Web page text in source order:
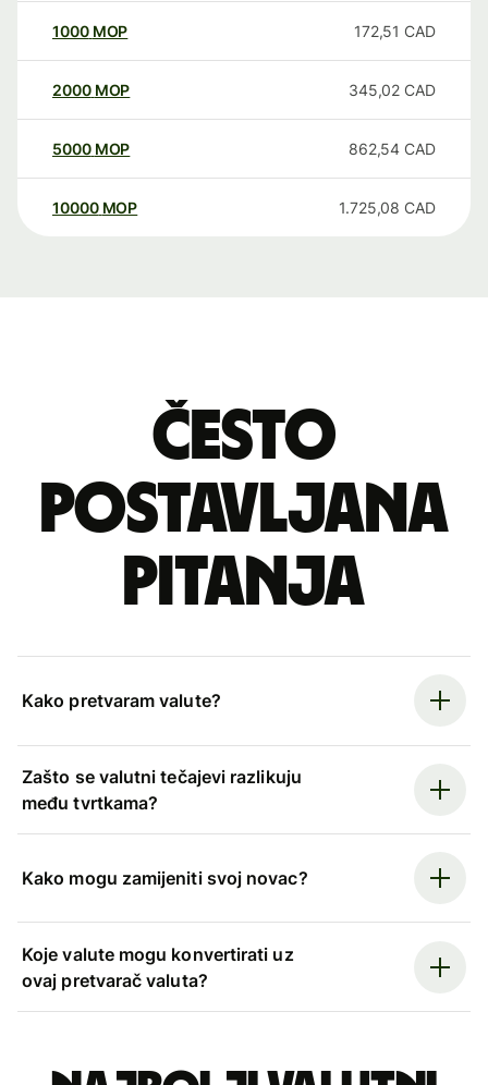
1000 MOP 172,51 CAD
2000 MOP 345,02 CAD
5000 MOP 862,54 CAD
10000 MOP 1.725,08 CAD
Često
postavljana
pitanja
Kako pretvaram valute?
Zašto se valutni tečajevi razlikuju
među tvrtkama?
Kako mogu zamijeniti svoj novac?
Koje valute mogu konvertirati uz
ovaj pretvarač valuta?